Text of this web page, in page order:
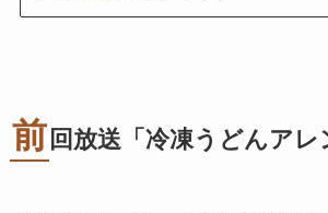
前 回放送「冷凍うどんア